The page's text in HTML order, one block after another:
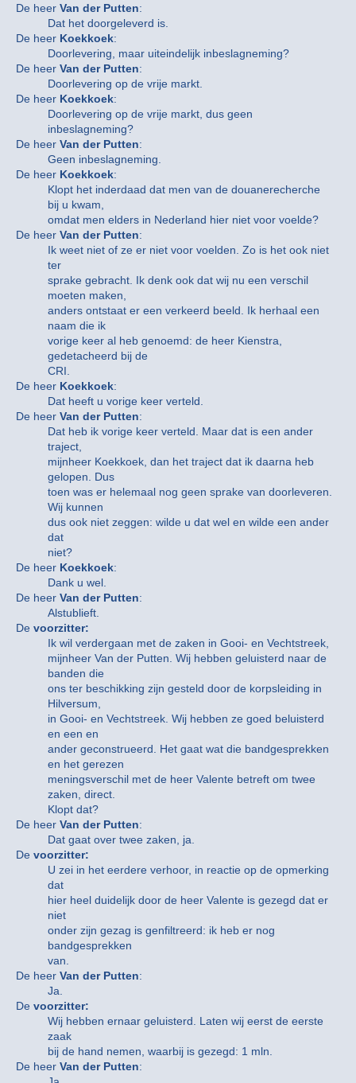
De heer Van der Putten:
Dat het doorgeleverd is.
De heer Koekkoek:
Doorlevering, maar uiteindelijk inbeslagneming?
De heer Van der Putten:
Doorlevering op de vrije markt.
De heer Koekkoek:
Doorlevering op de vrije markt, dus geen
inbeslagneming?
De heer Van der Putten:
Geen inbeslagneming.
De heer Koekkoek:
Klopt het inderdaad dat men van de douanerecherche
bij u kwam,
omdat men elders in Nederland hier niet voor voelde?
De heer Van der Putten:
Ik weet niet of ze er niet voor voelden. Zo is het ook niet
ter
sprake gebracht. Ik denk ook dat wij nu een verschil
moeten maken,
anders ontstaat er een verkeerd beeld. Ik herhaal een
naam die ik
vorige keer al heb genoemd: de heer Kienstra,
gedetacheerd bij de
CRI.
De heer Koekkoek:
Dat heeft u vorige keer verteld.
De heer Van der Putten:
Dat heb ik vorige keer verteld. Maar dat is een ander
traject,
mijnheer Koekkoek, dan het traject dat ik daarna heb
gelopen. Dus
toen was er helemaal nog geen sprake van doorleveren.
Wij kunnen
dus ook niet zeggen: wilde u dat wel en wilde een ander
dat
niet?
De heer Koekkoek:
Dank u wel.
De heer Van der Putten:
Alstublieft.
De voorzitter:
Ik wil verdergaan met de zaken in Gooi- en Vechtstreek,
mijnheer Van der Putten. Wij hebben geluisterd naar de
banden die
ons ter beschikking zijn gesteld door de korpsleiding in
Hilversum,
in Gooi- en Vechtstreek. Wij hebben ze goed beluisterd
en een en
ander geconstrueerd. Het gaat wat die bandgesprekken
en het gerezen
meningsverschil met de heer Valente betreft om twee
zaken, direct.
Klopt dat?
De heer Van der Putten:
Dat gaat over twee zaken, ja.
De voorzitter:
U zei in het eerdere verhoor, in reactie op de opmerking
dat
hier heel duidelijk door de heer Valente is gezegd dat er
niet
onder zijn gezag is genfiltreerd: ik heb er nog
bandgesprekken
van.
De heer Van der Putten:
Ja.
De voorzitter:
Wij hebben ernaar geluisterd. Laten wij eerst de eerste
zaak
bij de hand nemen, waarbij is gezegd: 1 mln.
De heer Van der Putten: